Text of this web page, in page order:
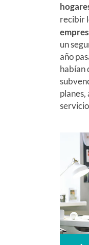
recibir
un
año
habían